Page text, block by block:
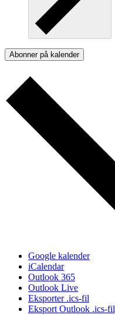
Abonner på kalender
Google kalender
iCalendar
Outlook 365
Outlook Live
Eksporter .ics-fil
Eksport Outlook .ics-fil